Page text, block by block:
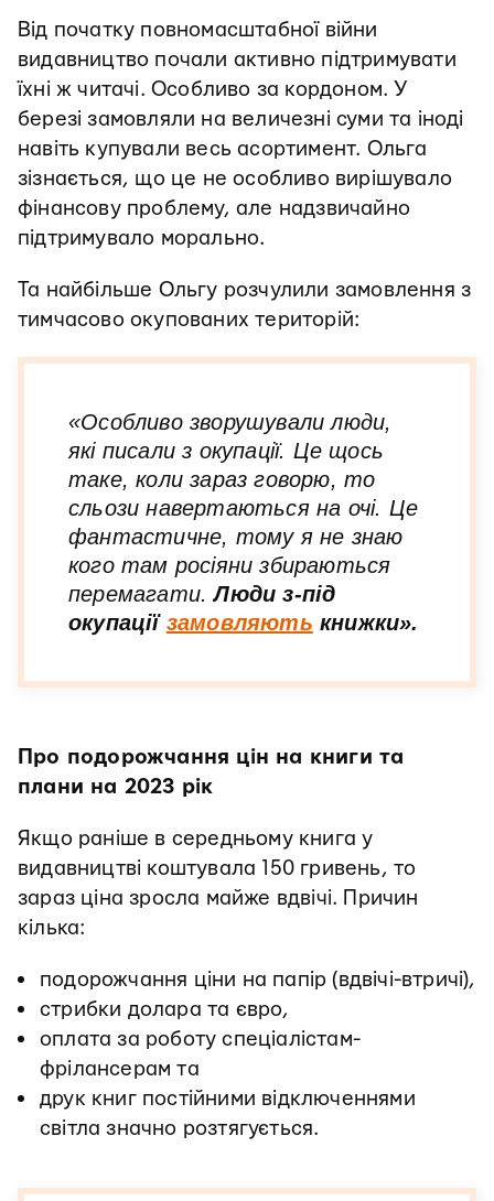
Від початку повномасштабної війни
видавництво почали активно підтримувати
їхні ж читачі. Особливо за кордоном. У
березі замовляли на величезні суми та іноді
навіть купували весь асортимент. Ольга
зізнається, що це не особливо вирішувало
фінансову проблему, але надзвичайно
підтримувало морально.
Та найбільше Ольгу розчулили замовлення з
тимчасово окупованих територій:
«Особливо зворушували люди,
які писали з окупації. Це щось
таке, коли зараз говорю, то
сльози навертаються на очі. Це
фантастичне, тому я не знаю
кого там росіяни збираються
перемагати.Люди з-під
окупації замовляють книжки».
Про подорожчання цін на книги та
плани на 2023 рік
Якщо раніше в середньому книга у
видавництві коштувала 150 гривень, то
зараз ціна зросла майже вдвічі. Причин
кілька:
подорожчання ціни на папір (вдвічі-втричі),
стрибки долара та євро,
оплата за роботу спеціалістам-
фрілансерам та
друк книг постійними відключеннями
світла значно розтягується.